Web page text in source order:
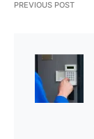
PREVIOUS POST